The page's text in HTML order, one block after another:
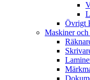
Övrigt
Maskiner